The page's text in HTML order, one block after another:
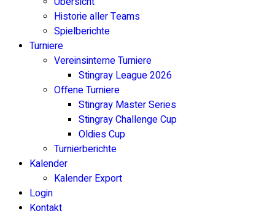
Historie aller Teams
Spielberichte
Turniere
Vereinsinterne Turniere
Stingray League 2026
Offene Turniere
Stingray Master Series
Stingray Challenge Cup
Oldies Cup
Turnierberichte
Kalender
Kalender Export
Login
Kontakt